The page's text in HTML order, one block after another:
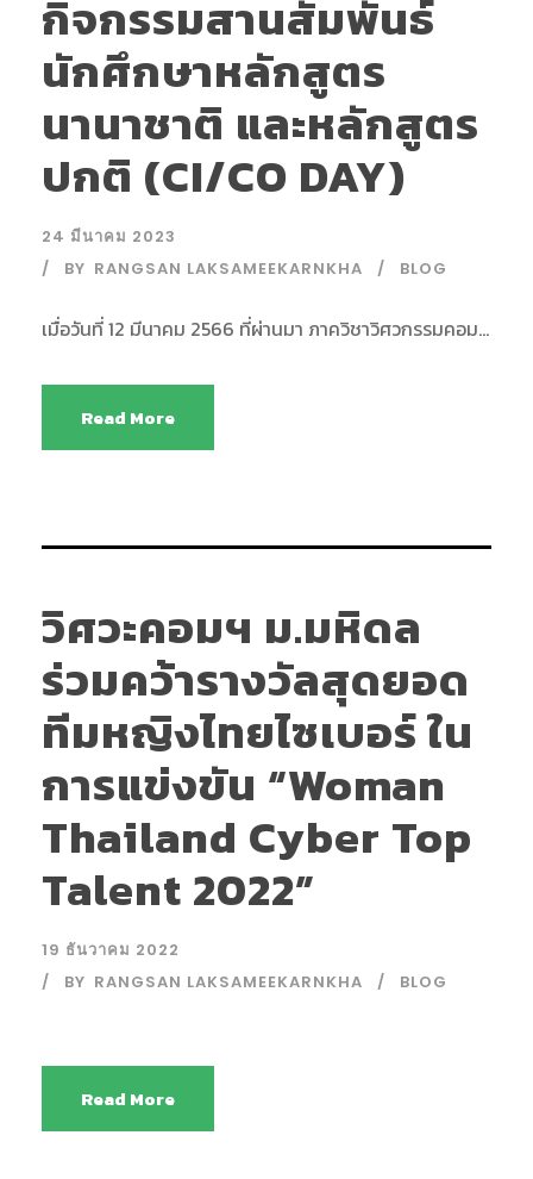
กิจกรรมสานสัมพันธ์
นักศึกษาหลักสูตร
นานาชาติ และหลักสูตร
ปกติ (CI/CO DAY)
24 มีนาคม 2023
BY RANGSAN LAKSAMEEKARNKHA BLOG
เมื่อวันที่ 12 มีนาคม 2566 ที่ผ่านมา ภาควิชาวิศวกรรมคอม...
Read More
วิศวะคอมฯ ม.มหิดล
ร่วมคว้ารางวัลสุดยอด
ทีมหญิงไทยไซเบอร์ ใน
การแข่งขัน “Woman
Thailand Cyber Top
Talent 2022”
19 ธันวาคม 2022
BY RANGSAN LAKSAMEEKARNKHA BLOG
Read More